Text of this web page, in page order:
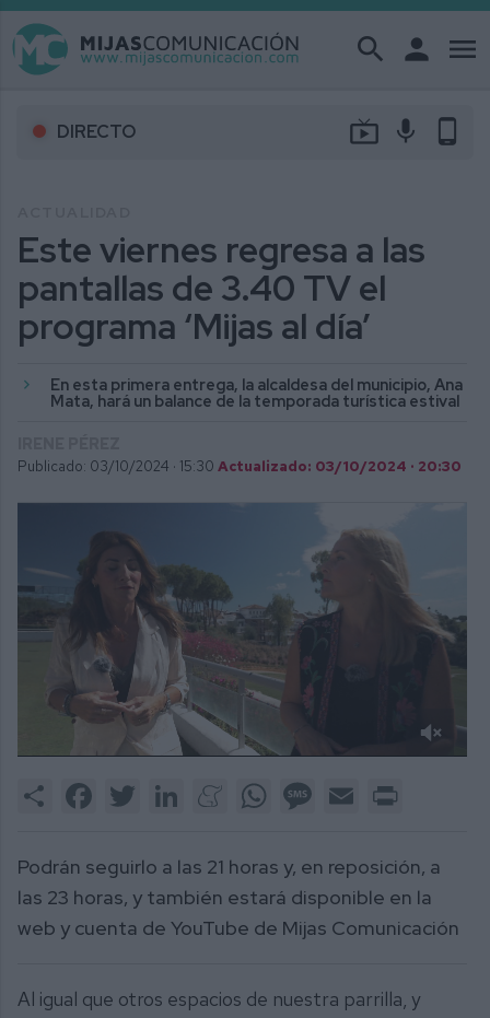
search person menu
DIRECTO live_tv mic phone_android
Este viernes regresa a las
pantallas de 3.40 TV el
programa ‘Mijas al día’
En esta primera entrega, la alcaldesa del municipio, Ana
Mata, hará un balance de la temporada turística estival
Publicado: 03/10/2024 · 15:30 Actualizado: 03/10/2024 · 20:30
34
Share FacebookTwitter LinkedInMeneameWhatsAppMessage
Email
Podrán seguirlo a las 21 horas y, en reposición, a
las 23 horas, y también estará disponible en la
web y cuenta de YouTube de Mijas Comunicación
Al igual que otros espacios de nuestra parrilla, y